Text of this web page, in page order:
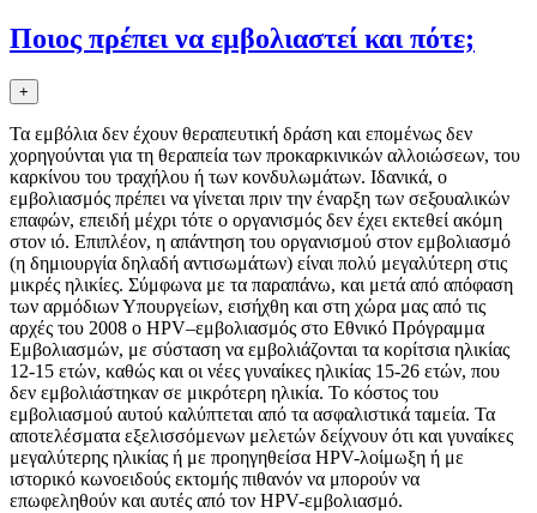
Ποιος πρέπει να εμβολιαστεί και πότε;
+
Τα εμβόλια δεν έχουν θεραπευτική δράση και επομένως δεν
χορηγούνται για τη θεραπεία των προκαρκινικών αλλοιώσεων, του
καρκίνου του τραχήλου ή των κονδυλωμάτων. Ιδανικά, ο
εμβολιασμός πρέπει να γίνεται πριν την έναρξη των σεξουαλικών
επαφών, επειδή μέχρι τότε ο οργανισμός δεν έχει εκτεθεί ακόμη
στον ιό. Επιπλέον, η απάντηση του οργανισμού στον εμβολιασμό
(η δημιουργία δηλαδή αντισωμάτων) είναι πολύ μεγαλύτερη στις
μικρές ηλικίες. Σύμφωνα με τα παραπάνω, και μετά από απόφαση
των αρμόδιων Υπουργείων, εισήχθη και στη χώρα μας από τις
αρχές του 2008 ο HPV–εμβολιασμός στο Εθνικό Πρόγραμμα
Εμβολιασμών, με σύσταση να εμβολιάζονται τα κορίτσια ηλικίας
12-15 ετών, καθώς και οι νέες γυναίκες ηλικίας 15-26 ετών, που
δεν εμβολιάστηκαν σε μικρότερη ηλικία. Το κόστος του
εμβολιασμού αυτού καλύπτεται από τα ασφαλιστικά ταμεία. Τα
αποτελέσματα εξελισσόμενων μελετών δείχνουν ότι και γυναίκες
μεγαλύτερης ηλικίας ή με προηγηθείσα HPV-λοίμωξη ή με
ιστορικό κωνοειδούς εκτομής πιθανόν να μπορούν να
επωφεληθούν και αυτές από τον HPV-εμβολιασμό.